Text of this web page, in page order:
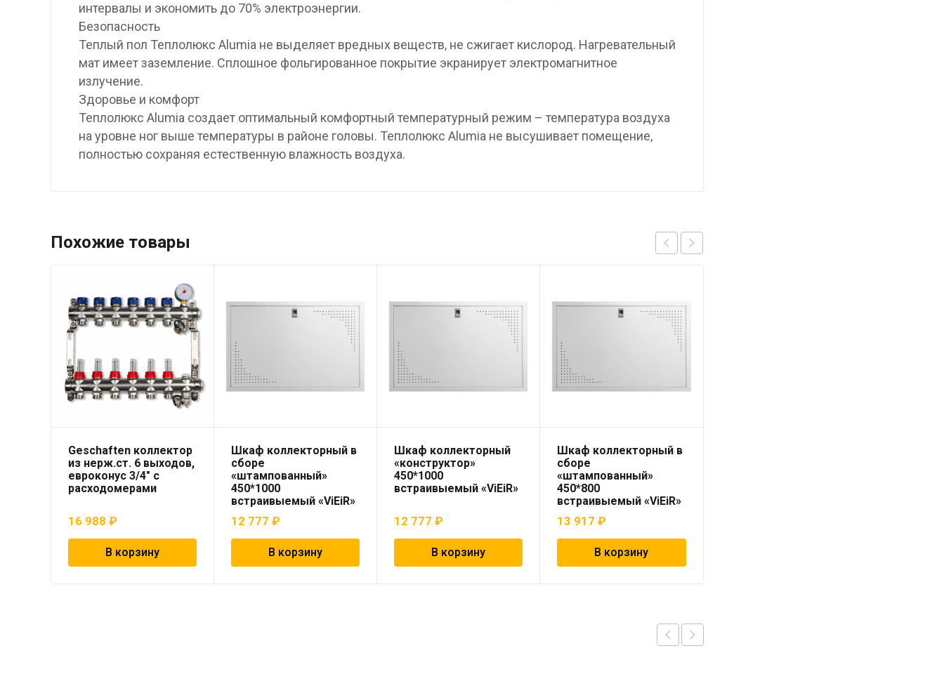
интервалы и экономить до 70% электроэнергии.
Безопасность
Теплый пол Теплолюкс Alumia не выделяет вредных веществ, не сжигает кислород. Нагревательный
мат имеет заземление. Сплошное фольгированное покрытие экранирует электромагнитное
излучение.
Здоровье и комфорт
Теплолюкс Alumia создает оптимальный комфортный температурный режим – температура воздуха
на уровне ног выше температуры в районе головы. Теплолюкс Alumia не высушивает помещение,
полностью сохраняя естественную влажность воздуха.
Похожие товары
Geschaften коллектор
из нерж.ст. 6 выходов,
евроконус 3/4″ с
расходомерами
16 988 ₽
В корзину
Шкаф коллекторный в
сборе
«штампованный»
450*1000
встраивыемый «ViEiR»
12 777₽
В корзину
Шкаф коллекторный
«конструктор»
450*1000
встраивыемый «ViEiR»
12 777₽
В корзину
Шкаф коллекторный в
сборе
«штампованный»
450*800
встраивыемый «ViEiR»
13 917₽
В корзину